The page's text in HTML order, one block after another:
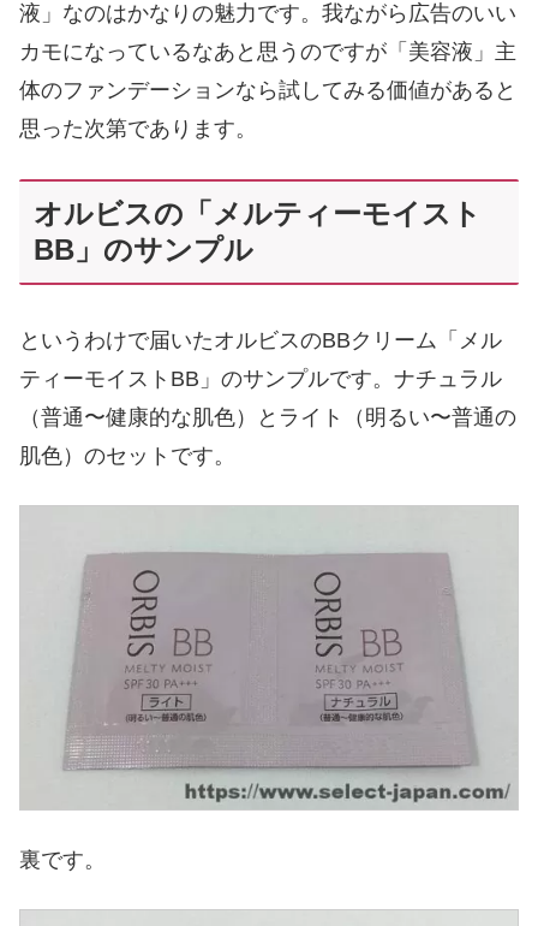
液」なのはかなりの魅力です。我ながら広告のいい
カモになっているなあと思うのですが「美容液」主
体のファンデーションなら試してみる価値があると
思った次第であります。
オルビスの「メルティーモイスト
BB」のサンプル
というわけで届いたオルビスのBBクリーム「メル
ティーモイストBB」のサンプルです。ナチュラル
（普通〜健康的な肌色）とライト（明るい〜普通の
肌色）のセットです。
裏です。